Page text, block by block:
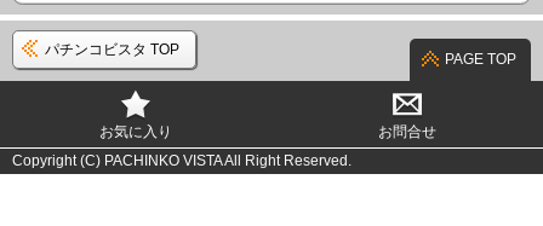
パチンコビスタ TOP
PAGE TOP
お気に入り
お問合せ
Copyright (C) PACHINKO VISTA All Right Reserved.